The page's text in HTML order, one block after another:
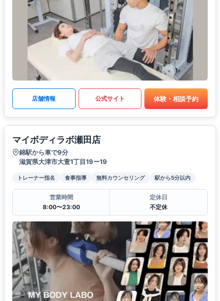
店舗情報 公式サイト 体験・相談予約
マイボディラボ瀬田店
錦駅から車で9分
滋賀県大津市大萱1丁目19ー19
トレーナー指名 食事指導 無料カウンセリング 駅から5分以内
営業時間
8:00〜23:00
定休日
不定休